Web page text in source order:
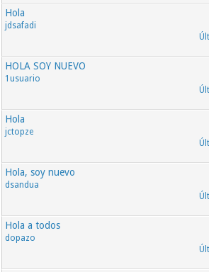
Hola
jdsafadi
HOLA SOY NUEVO
1usuario
Hola
jctopze
Hola, soy nuevo
dsandua
Hola a todos
dopazo